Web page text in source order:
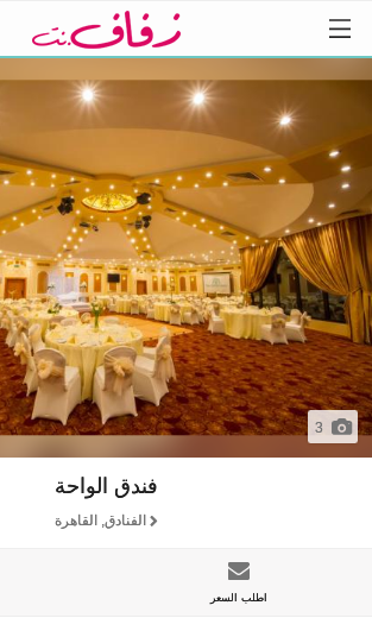
3
فندق الواحة
الفنادق, القاهرة
اطلب السعر